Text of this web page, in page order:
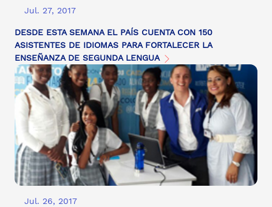
Jul. 27, 2017
DESDE ESTA SEMANA EL PAÍS CUENTA CON 150
ASISTENTES DE IDIOMAS PARA FORTALECER LA
ENSEÑANZA DE SEGUNDA LENGUA
Jul. 26, 2017